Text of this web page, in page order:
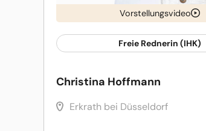
Vorstellungsvideo
Freie Rednerin (IHK)
Christina Hoffmann
Erkrath bei Düsseldorf